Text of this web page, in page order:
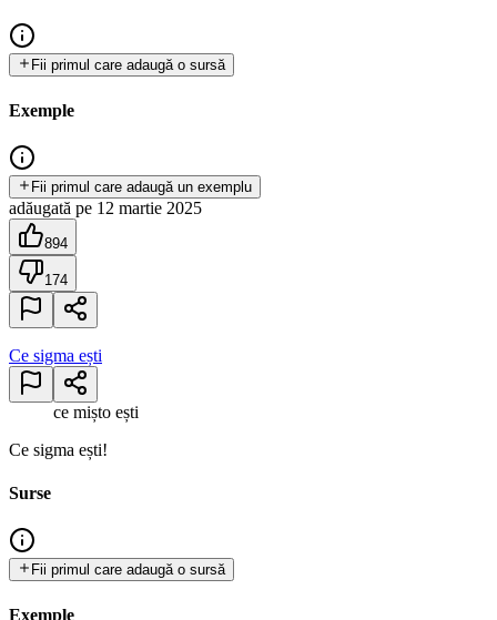
Fii primul care adaugă o sursă
Exemple
Fii primul care adaugă un exemplu
adăugată pe 12 martie 2025
894
174
Ce sigma ești
ce mișto ești
Ce sigma ești!
Surse
Fii primul care adaugă o sursă
Exemple